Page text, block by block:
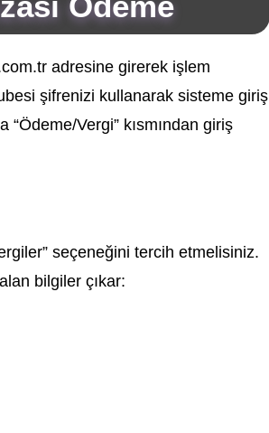
adresine girerek işlem
şifrenizi kullanarak sisteme giriş
“Ödeme/Vergi” kısmından giriş
seçeneğini tercih etmelisiniz.
bilgiler çıkar: